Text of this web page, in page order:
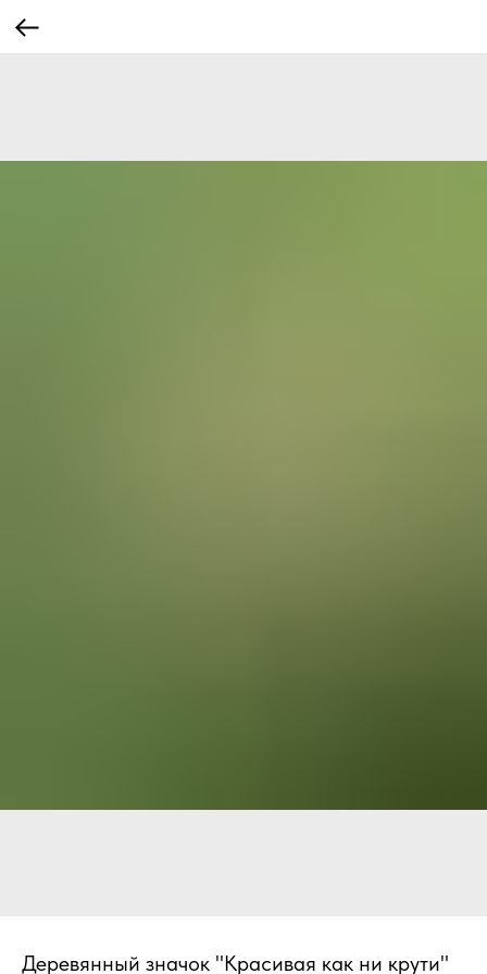
Деревянный значок "Красивая как ни крути"